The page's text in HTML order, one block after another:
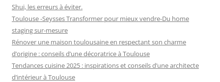
Shui, les erreurs à éviter.
Toulouse -Seysses Transformer pour mieux vendre-Du home
staging sur-mesure
Rénover une maison toulousaine en respectant son charme
d’origine : conseils d’une décoratrice à Toulouse
Tendances cuisine 2025 : inspirations et conseils d’une architecte
d’intérieur à Toulouse